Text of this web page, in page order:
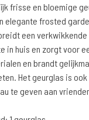
frisse en bloemige
elegante frosted
een verkwikkende
in huis en zorgt voor
en brandt
Het geurglas is
te geven aan